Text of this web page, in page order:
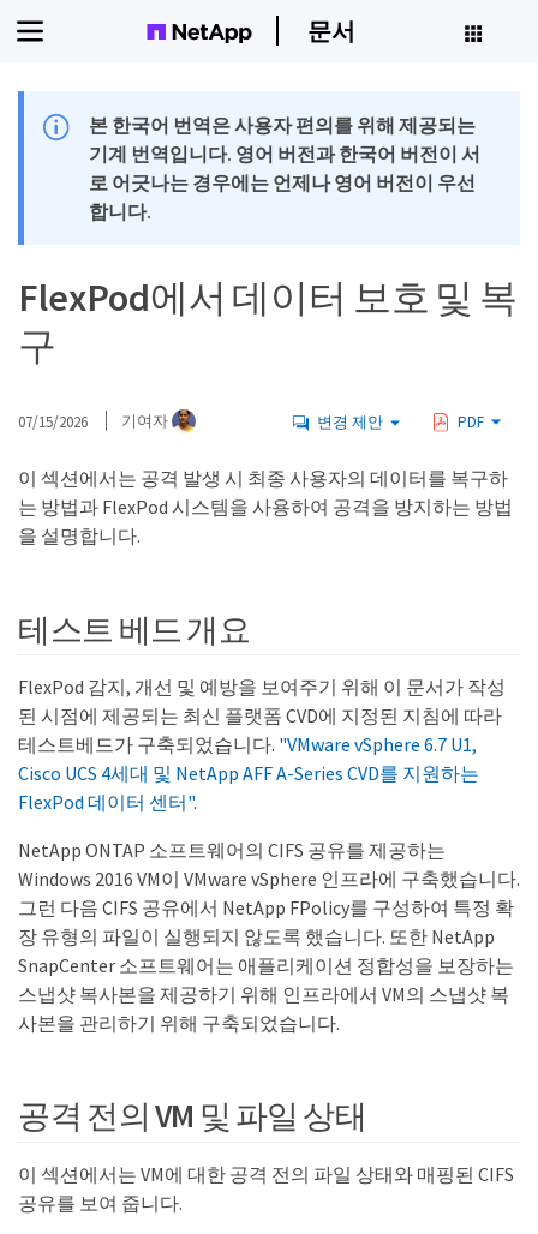
문서
본 한국어 번역은 사용자 편의를 위해 제공되는
기계 번역입니다. 영어 버전과 한국어 버전이 서
로 어긋나는 경우에는 언제나 영어 버전이 우선
합니다.
FlexPod에서 데이터 보호 및 복
구
07/15/2026 기여자 변경 제안 PDF
이 섹션에서는 공격 발생 시 최종 사용자의 데이터를 복구하
는 방법과 FlexPod 시스템을 사용하여 공격을 방지하는 방법
을 설명합니다.
테스트 베드 개요
FlexPod 감지, 개선 및 예방을 보여주기 위해 이 문서가 작성
된 시점에 제공되는 최신 플랫폼 CVD에 지정된 지침에 따라
테스트베드가 구축되었습니다. "VMware vSphere 6.7 U1,
Cisco UCS 4세대 및 NetApp AFF A-Series CVD를 지원하는
FlexPod 데이터 센터".
NetApp ONTAP 소프트웨어의 CIFS 공유를 제공하는
Windows 2016 VM이 VMware vSphere 인프라에 구축했습니다.
그런 다음 CIFS 공유에서 NetApp FPolicy를 구성하여 특정 확
장 유형의 파일이 실행되지 않도록 했습니다. 또한 NetApp
SnapCenter 소프트웨어는 애플리케이션 정합성을 보장하는
스냅샷 복사본을 제공하기 위해 인프라에서 VM의 스냅샷 복
사본을 관리하기 위해 구축되었습니다.
공격 전의 VM 및 파일 상태
이 섹션에서는 VM에 대한 공격 전의 파일 상태와 매핑된 CIFS
공유를 보여 줍니다.